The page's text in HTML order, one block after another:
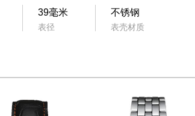
39毫米
表径
不锈钢
表壳材质